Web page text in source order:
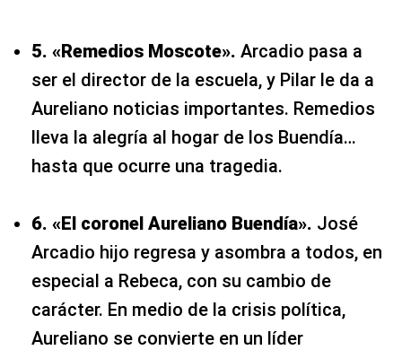
5. «Remedios Moscote». Arcadio pasa a
ser el director de la escuela, y Pilar le da a
Aureliano noticias importantes. Remedios
lleva la alegría al hogar de los Buendía…
hasta que ocurre una tragedia.
6. «El coronel Aureliano Buendía». José
Arcadio hijo regresa y asombra a todos, en
especial a Rebeca, con su cambio de
carácter. En medio de la crisis política,
Aureliano se convierte en un líder